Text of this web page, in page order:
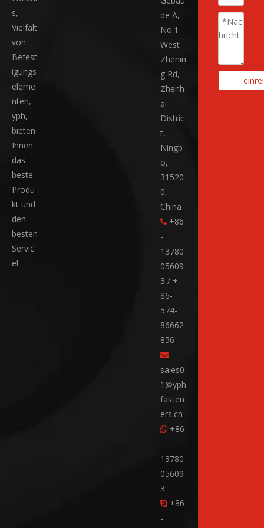
s,
Vielfalt
von
Befest
igungs
eleme
nten,
yph,
bieten
Ihnen
das
beste
Produ
kt und
den
besten
Servic
e!
de A,
No.1
West
Zhenin
g Rd,
Zhenh
ai
Distric
t,
Ningb
o,
31520
0,
China
 +86
-
13780
05609
3 / +
86-
574-
86662
856

sales0
1@yph
fasten
ers.cn
 +86
-
13780
05609
3
 +86
-